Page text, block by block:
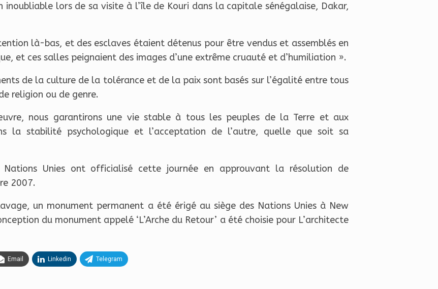
inoubliable lors de sa visite à l’île de Kouri dans la capitale sénégalaise, Dakar,
là-bas, et des esclaves étaient détenus pour être vendus et assemblés en
et ces salles peignaient des images d’une extrême cruauté et d’humiliation ».
de la culture de la tolérance et de la paix sont basés sur l’égalité entre tous
religion ou de genre.
nous garantirons une vie stable à tous les peuples de la Terre et aux
la stabilité psychologique et l’acceptation de l’autre, quelle que soit sa
Nations Unies ont officialisé cette journée en approuvant la résolution de
2007.
un monument permanent a été érigé au siège des Nations Unies à New
du monument appelé ‘L’Arche du Retour’ a été choisie pour L’architecte
Email Linkedin Telegram